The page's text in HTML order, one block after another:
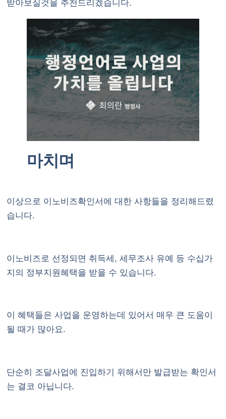
받아보실것을 추천드리겠습니다.
마치며
이상으로 이노비즈확인서에 대한 사항들을 정리해드렸
습니다.
이노비즈로 선정되면 취득세, 세무조사 유예 등 수십가
지의 정부지원혜택을 받을 수 있습니다.
이 혜택들은 사업을 운영하는데 있어서 매우 큰 도움이
될 때가 많아요.
단순히 조달사업에 진입하기 위해서만 발급받는 확인서
는 결코 아닙니다.